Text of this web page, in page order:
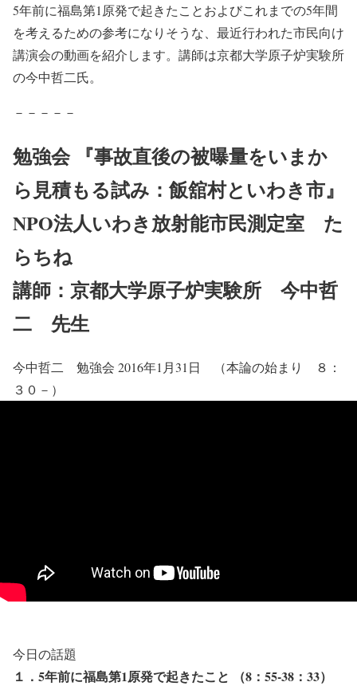
5年前に福島第1原発で起きたことおよびこれまでの5年間
を考えるための参考になりそうな、最近行われた市民向け
講演会の動画を紹介します。講師は京都大学原子炉実験所
の今中哲二氏。
－－－－－
勉強会 『事故直後の被曝量をいまか
ら見積もる試み：飯舘村といわき市』
NPO法人いわき放射能市民測定室 た
らちね
講師：京都大学原子炉実験所 今中哲
二 先生
今中哲二 勉強会 2016年1月31日 （本論の始まり ８：
３０－）
今日の話題
１．5年前に福島第1原発で起きたこと （8：55-38：33）